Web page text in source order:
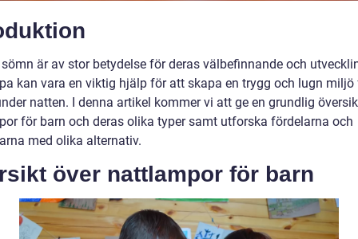
är av stor betydelse för deras välbefinnande och
kan vara en viktig hjälp för att skapa en trygg och lugn miljö
natten. I denna artikel kommer vi att ge en grundlig
för barn och deras olika typer samt utforska fördelarna och
med olika alternativ.
över nattlampor för barn